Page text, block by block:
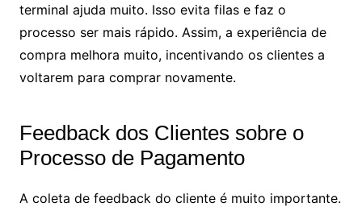
terminal ajuda muito. Isso evita filas e faz o
processo ser mais rápido. Assim, a experiência de
compra melhora muito, incentivando os clientes a
voltarem para comprar novamente.
Feedback dos Clientes sobre o
Processo de Pagamento
A coleta de feedback do cliente é muito importante.